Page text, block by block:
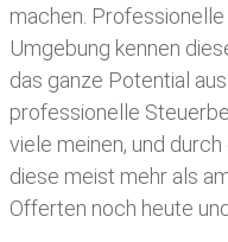
machen. Professionelle
Umgebung kennen
das ganze Potential
professionelle
viele meinen, und
diese meist mehr als
Offerten noch heute